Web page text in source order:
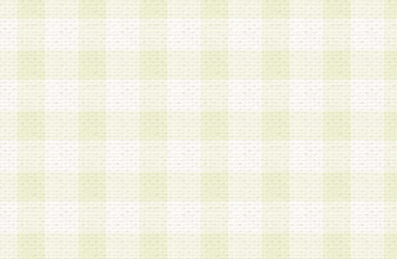
できるものとします。な お、当社は、当該委託
契約を締結しこれを遵守させるとともに、本規約
の注意をもって当該情報を使用させるものとし ま
a.本サービスに係る謝礼、景品、調査サンプル品
b.会員からの電話、メール等の問い合わせなどへ
c.モバイルリサーチ、またはグループ形式による
実施もしくは運営
d.その他これらに付随する業務
4.会員は、住所、電話番号その他の登録情報につ
合は、速やかに当社所定の変更手続きを行うもの